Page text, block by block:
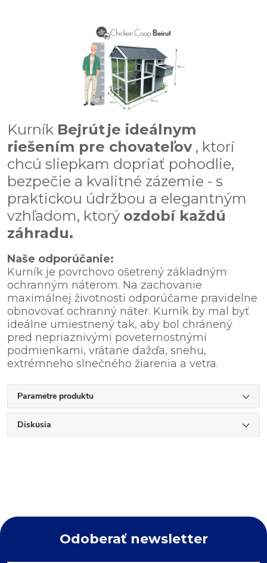
Kurník Bejrútje ideálnym
riešením pre chovateľov, ktorí
chcú sliepkam dopriať pohodlie,
bezpečie a kvalitné zázemie - s
praktickou údržbou a elegantným
vzhľadom, ktorý ozdobí každú
záhradu.
Naše odporúčanie:
Kurník je povrchovo ošetrený základným
ochranným náterom. Na zachovanie
maximálnej životnosti odporúčame pravidelne
obnovovať ochranný náter. Kurník by mal byť
ideálne umiestnený tak, aby bol chránený
pred nepriaznivými poveternostnými
podmienkami, vrátane dažďa, snehu,
extrémneho slnečného žiarenia a vetra.
Parametre produktu
Diskusia
Odoberať newsletter